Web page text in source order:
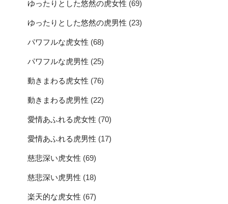
ゆったりとした悠然の虎女性 (69)
ゆったりとした悠然の虎男性 (23)
パワフルな虎女性 (68)
パワフルな虎男性 (25)
動きまわる虎女性 (76)
動きまわる虎男性 (22)
愛情あふれる虎女性 (70)
愛情あふれる虎男性 (17)
慈悲深い虎女性 (69)
慈悲深い虎男性 (18)
楽天的な虎女性 (67)